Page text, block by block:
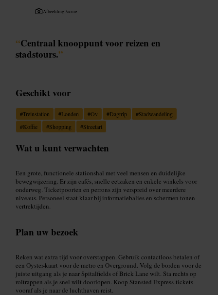
Afbeelding /acme
“Centraal knooppunt voor reizen en
stadstours.”
Geschikt voor
#Treinstation #Londen #Ov #Dagtrip #Stadwandeling
#Koffie #Shopping #Streetart
Wat u kunt verwachten
Een grote, functionele stationshal met veel mensen en duidelijke
bewegwijzering. Er zijn cafés, snelle eetzaken en enkele winkels voor
onderweg. Ticketpoorten en perrons zijn verspreid over meerdere
niveaus. Personeel staat klaar bij informatiebalies en schermen tonen
vertrektijden.
Plan uw bezoek
Reken wat extra tijd voor overstappen. Gebruik contactloos betalen of
een Oyster-kaart voor de metro en Overground. Volg de borden voor de
juiste uitgang als je naar Spitalfields of Brick Lane wilt. Sta rechts op
roltrappen als je snel wilt doorlopen. Koop Stansted Express-tickets
vooraf als je naar de luchthaven reist.